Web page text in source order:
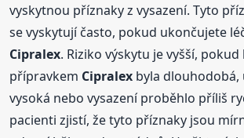
vyskytnou příznaky z vysazení. Tyto
se vyskytují často, pokud ukončujete
Cipralex. Riziko výskytu je vyšší, pokud
přípravkem Cipralex byla dlouhodobá,
vysoká nebo vysazení proběhlo příliš
pacienti zjistí, že tyto příznaky jsou